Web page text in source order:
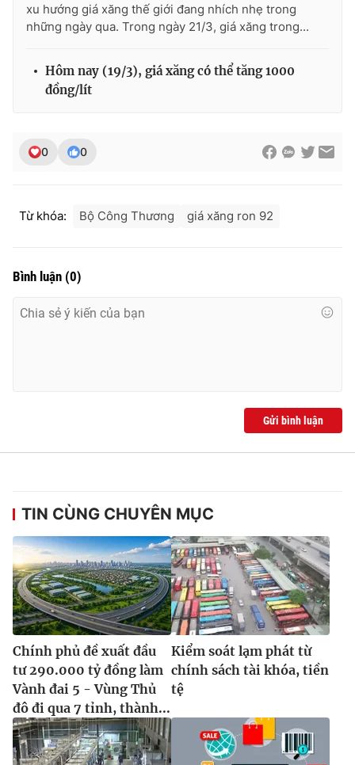
Ðiện thoại Thời báo VTV:024.66 897 897
Email:toasoan@vtv.vn
® Cấm sao chép dưới mọi hình thức nếu không có sự chấp
thông tin từ website này.
xu hướng giá xăng thế giới đang nhích nhẹ trong
những ngày qua. Trong ngày 21/3, giá xăng trong...
Hôm nay (19/3), giá xăng có thể tăng 1000
đồng/lít
0 0
Từ khóa: Bộ Công Thương giá xăng ron 92
Bình luận (0)
Gửi bình luận
TIN CÙNG CHUYÊN MỤC
Chính phủ đề xuất đầu
tư 290.000 tỷ đồng làm
Vành đai 5 - Vùng Thủ
đô đi qua 7 tỉnh, thành...
Kiểm soát lạm phát từ
chính sách tài khóa, tiền
tệ